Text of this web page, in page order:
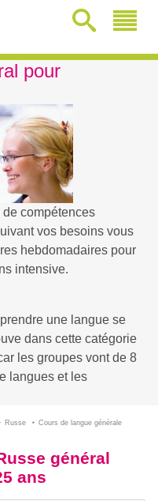
pour
compétences
vos besoins vous
hebdomadaires pour
intensive.
une langue se
dans cette catégorie
les groupes vont de 8
langues et les
Russe Cours de langue générale
général
ans